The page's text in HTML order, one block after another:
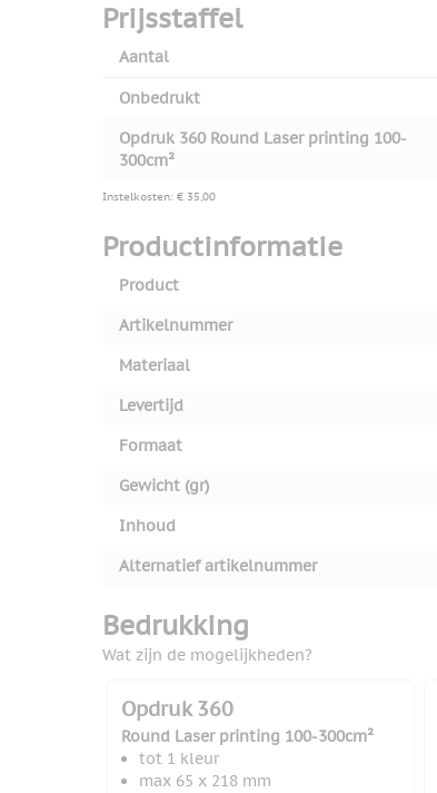
Prijsstaffel
Aantal
Onbedrukt
Opdruk 360 Round Laser printing 100-
300cm²
Instelkosten: € 35,00
Productinformatie
Product
Artikelnummer
Materiaal
Levertijd
Formaat
Gewicht (gr)
Inhoud
Alternatief artikelnummer
Bedrukking
Wat zijn de mogelijkheden?
Opdruk 360
Round Laser printing 100-300cm²
tot 1 kleur
max 65 x 218 mm